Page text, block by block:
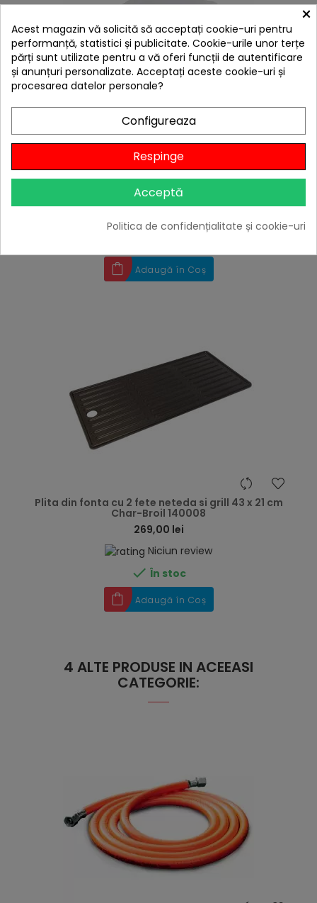
Toaleta portabila Enders Supreme 22 litri 4999
649,00 lei
599,00 lei
Niciun review
Adaugă în Coș
Plita din fonta cu 2 fete neteda si grill 43 x 21 cm
Char-Broil 140008
269,00 lei
Niciun review
 În stoc
Adaugă în Coș
4 ALTE PRODUSE IN ACEEASI
CATEGORIE:
×
Acest magazin vă solicită să acceptați cookie-uri pentru
performanță, statistici și publicitate. Cookie-urile unor terțe
părți sunt utilizate pentru a vă oferi funcții de autentificare
și anunțuri personalizate. Acceptați aceste cookie-uri și
procesarea datelor personale?
Configureaza
Respinge
Acceptă
Politica de confidențialitate și cookie-uri